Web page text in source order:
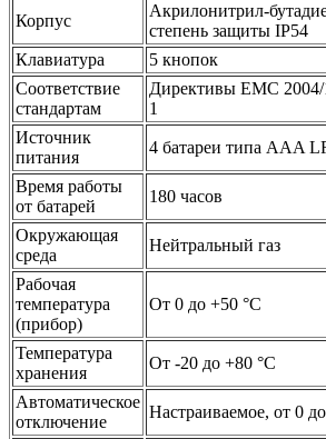
Корпус
Акрилонитрил-
степень защиты IP54
Клавиатура
5 кнопок
Соответствие
стандартам
Директивы EMC
1
Источник
питания
4 батареи типа AAA
Время работы
от батарей
180 часов
Окружающая
среда
Нейтральный газ
Рабочая
температура
(прибор)
От 0 до +50 °C
Температура
хранения
От -20 до +80 °C
Автоматическое
отключение
Настраиваемое, от 0